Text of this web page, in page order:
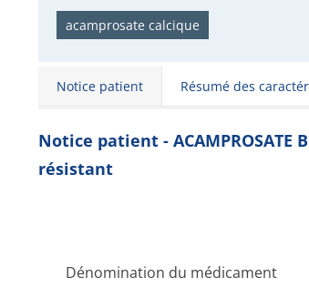
acamprosate calcique
Notice patient Résumé des
Notice patient - ACAMPROSATE
résistant
Dénomination du médicament